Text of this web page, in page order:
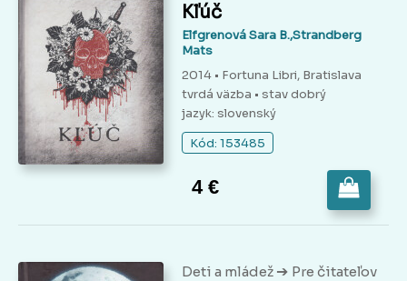
Kľúč
Elfgrenová Sara B.,Strandberg
Mats
2014 • Fortuna Libri, Bratislava
tvrdá väzba • stav dobrý
jazyk: slovenský
Kód: 153485
4 €
Deti a mládež ➔ Pre čitateľov